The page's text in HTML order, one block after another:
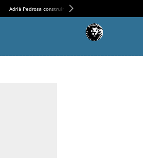
Adrià Pedrosa construirá la nueva residencia en el